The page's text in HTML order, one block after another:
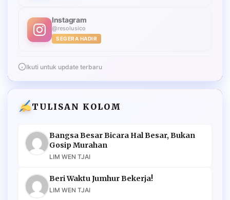
Instagram
@resolusico
SEGERA HADIR
Ikuti untuk update terbaru
TULISAN KOLOM
Bangsa Besar Bicara Hal Besar, Bukan
Gosip Murahan
LIM WEN TJAI
Beri Waktu Jumhur Bekerja!
LIM WEN TJAI